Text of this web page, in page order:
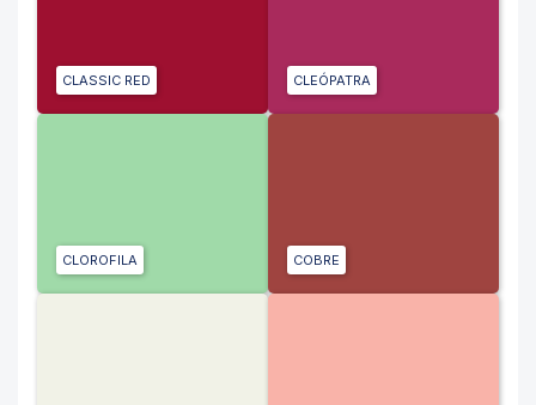
CLASSIC RED CLEÓPATRA
CLOROFILA COBRE